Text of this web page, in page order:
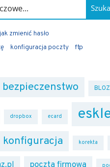
jak zmienić hasło
konfiguracja poczty ftp
bezpieczenstwo
dropbox ecard
konfiguracja korekta